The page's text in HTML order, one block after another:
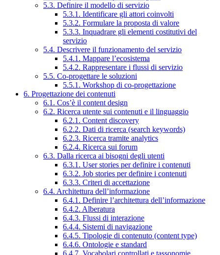
5.3. Definire il modello di servizio
5.3.1. Identificare gli attori coinvolti
5.3.2. Formulare la proposta di valore
5.3.3. Inquadrare gli elementi costitutivi del
servizio
5.4. Descrivere il funzionamento del servizio
5.4.1. Mappare l’ecosistema
5.4.2. Rappresentare i flussi di servizio
5.5. Co-progettare le soluzioni
5.5.1. Workshop di co-progettazione
6. Progettazione dei contenuti
6.1. Cos’è il content design
6.2. Ricerca utente sui contenuti e il linguaggio
6.2.1. Content discovery
6.2.2. Dati di ricerca (search keywords)
6.2.3. Ricerca tramite analytics
6.2.4. Ricerca sui forum
6.3. Dalla ricerca ai bisogni degli utenti
6.3.1. User stories per definire i contenuti
6.3.2. Job stories per definire i contenuti
6.3.3. Criteri di accettazione
6.4. Architettura dell’informazione
6.4.1. Definire l’architettura dell’informazione
6.4.2. Alberatura
6.4.3. Flussi di interazione
6.4.4. Sistemi di navigazione
6.4.5. Tipologie di contenuto (content type)
6.4.6. Ontologie e standard
6.4.7. Vocabolari controllati e tassonomie